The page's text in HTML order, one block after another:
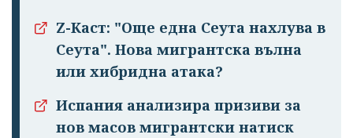
Z-Каст: "Още една Сеута нахлува в
Сеута". Нова мигрантска вълна
или хибридна атака?
Испания анализира призиви за
нов масов мигрантски натиск